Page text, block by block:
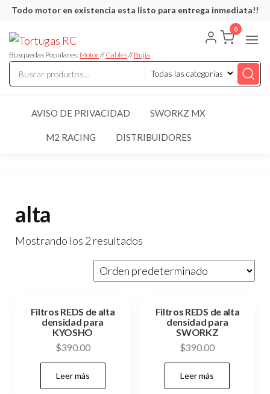
Saltar
contenido
Todo motor en existencia esta listo para entrega inmediata!!
RC
articulos
de RC
Busquedas Populares: Motor//Cables//Bujia
0
AVISO DE PRIVACIDAD SWORKZ MX
M2 RACING DISTRIBUIDORES
alta
Mostrando los 2 resultados
Filtros REDS de alta
densidad para
KYOSHO
$390.00
Leer más
Filtros REDS de alta
densidad para
SWORKZ
$390.00
Leer más